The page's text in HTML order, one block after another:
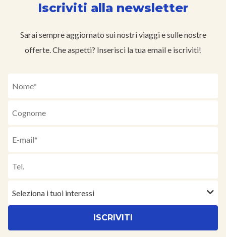
Iscriviti alla newsletter
Sarai sempre aggiornato sui nostri viaggi e sulle nostre
offerte. Che aspetti? Inserisci la tua email e iscriviti!
Seleziona i tuoi interessi